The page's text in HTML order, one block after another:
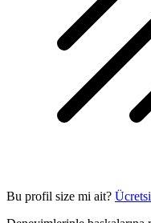
Bu profil size mi ait?